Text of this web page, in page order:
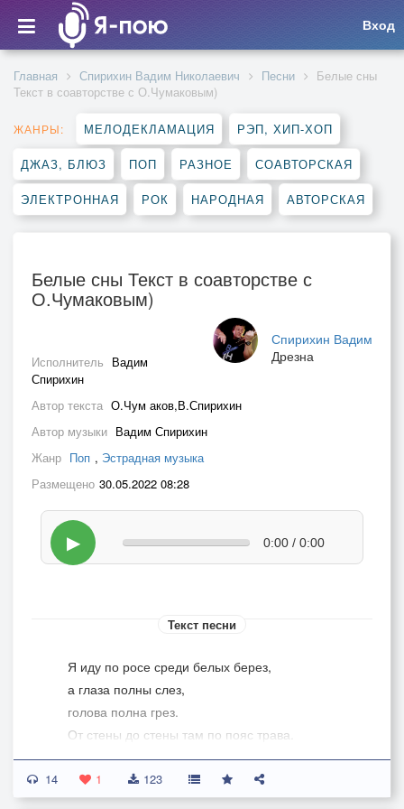
Вход
Главная Спирихин Вадим Николаевич Песни
Белые сны
Текст в соавторстве с О.Чумаковым)
ЖАНРЫ: МЕЛОДЕКЛАМАЦИЯ РЭП, ХИП-ХОП
ДЖАЗ, БЛЮЗ ПОП РАЗНОЕ СОАВТОРСКАЯ
ЭЛЕКТРОННАЯ РОК НАРОДНАЯ АВТОРСКАЯ
Белые сны Текст в соавторстве с
О.Чумаковым)
Спирихин Вадим
Дрезна
Исполнитель Вадим
Спирихин
Автор текста О.Чум аков,В.Спирихин
Автор музыки Вадим Спирихин
Жанр Поп , Эстрадная музыка
Размещено 30.05.2022 08:28
▶ 0:00 / 0:00
Текст песни
Я иду по росе среди белых берез,
а глаза полны слез,
голова полна грез.
От стены до стены там по пояс трава.
Может ты и права,
ни к чему нам слова.
Почему же я здесь, от стены до стены,
14 1 123